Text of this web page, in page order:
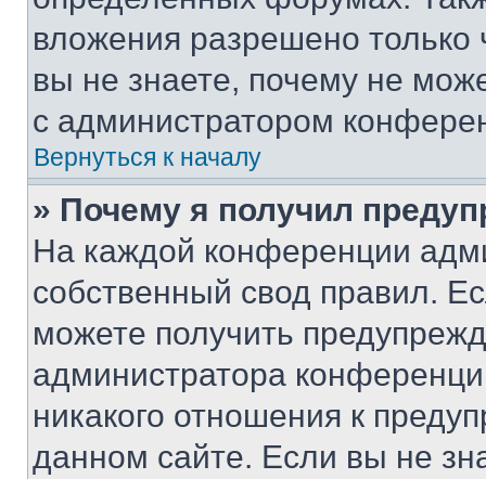
вложения разрешено
вы не знаете, почему не
с администратором
Вернуться к началу
» Почему я получил
На каждой конференции
собственный свод правил.
можете получить
администратора
никакого отношения к
данном сайте. Если вы не